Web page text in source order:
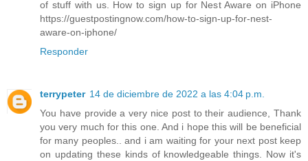
of stuff with us. How to sign up for Nest Aware on iPhone
https://guestpostingnow.com/how-to-sign-up-for-nest-
aware-on-iphone/
Responder
terrypeter 14 de diciembre de 2022 a las 4:04 p.m.
You have provide a very nice post to their audience, Thank
you very much for this one. And i hope this will be beneficial
for many peoples.. and i am waiting for your next post keep
on updating these kinds of knowledgeable things. Now it's